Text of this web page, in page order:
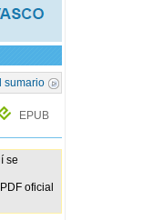
sumario
EPUB
se
oficial